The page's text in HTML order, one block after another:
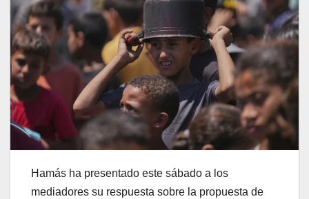
Hamás ha presentado este sábado a los
mediadores su respuesta sobre la propuesta de